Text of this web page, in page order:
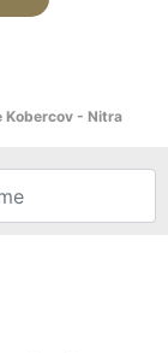
Kobercov - Nitra